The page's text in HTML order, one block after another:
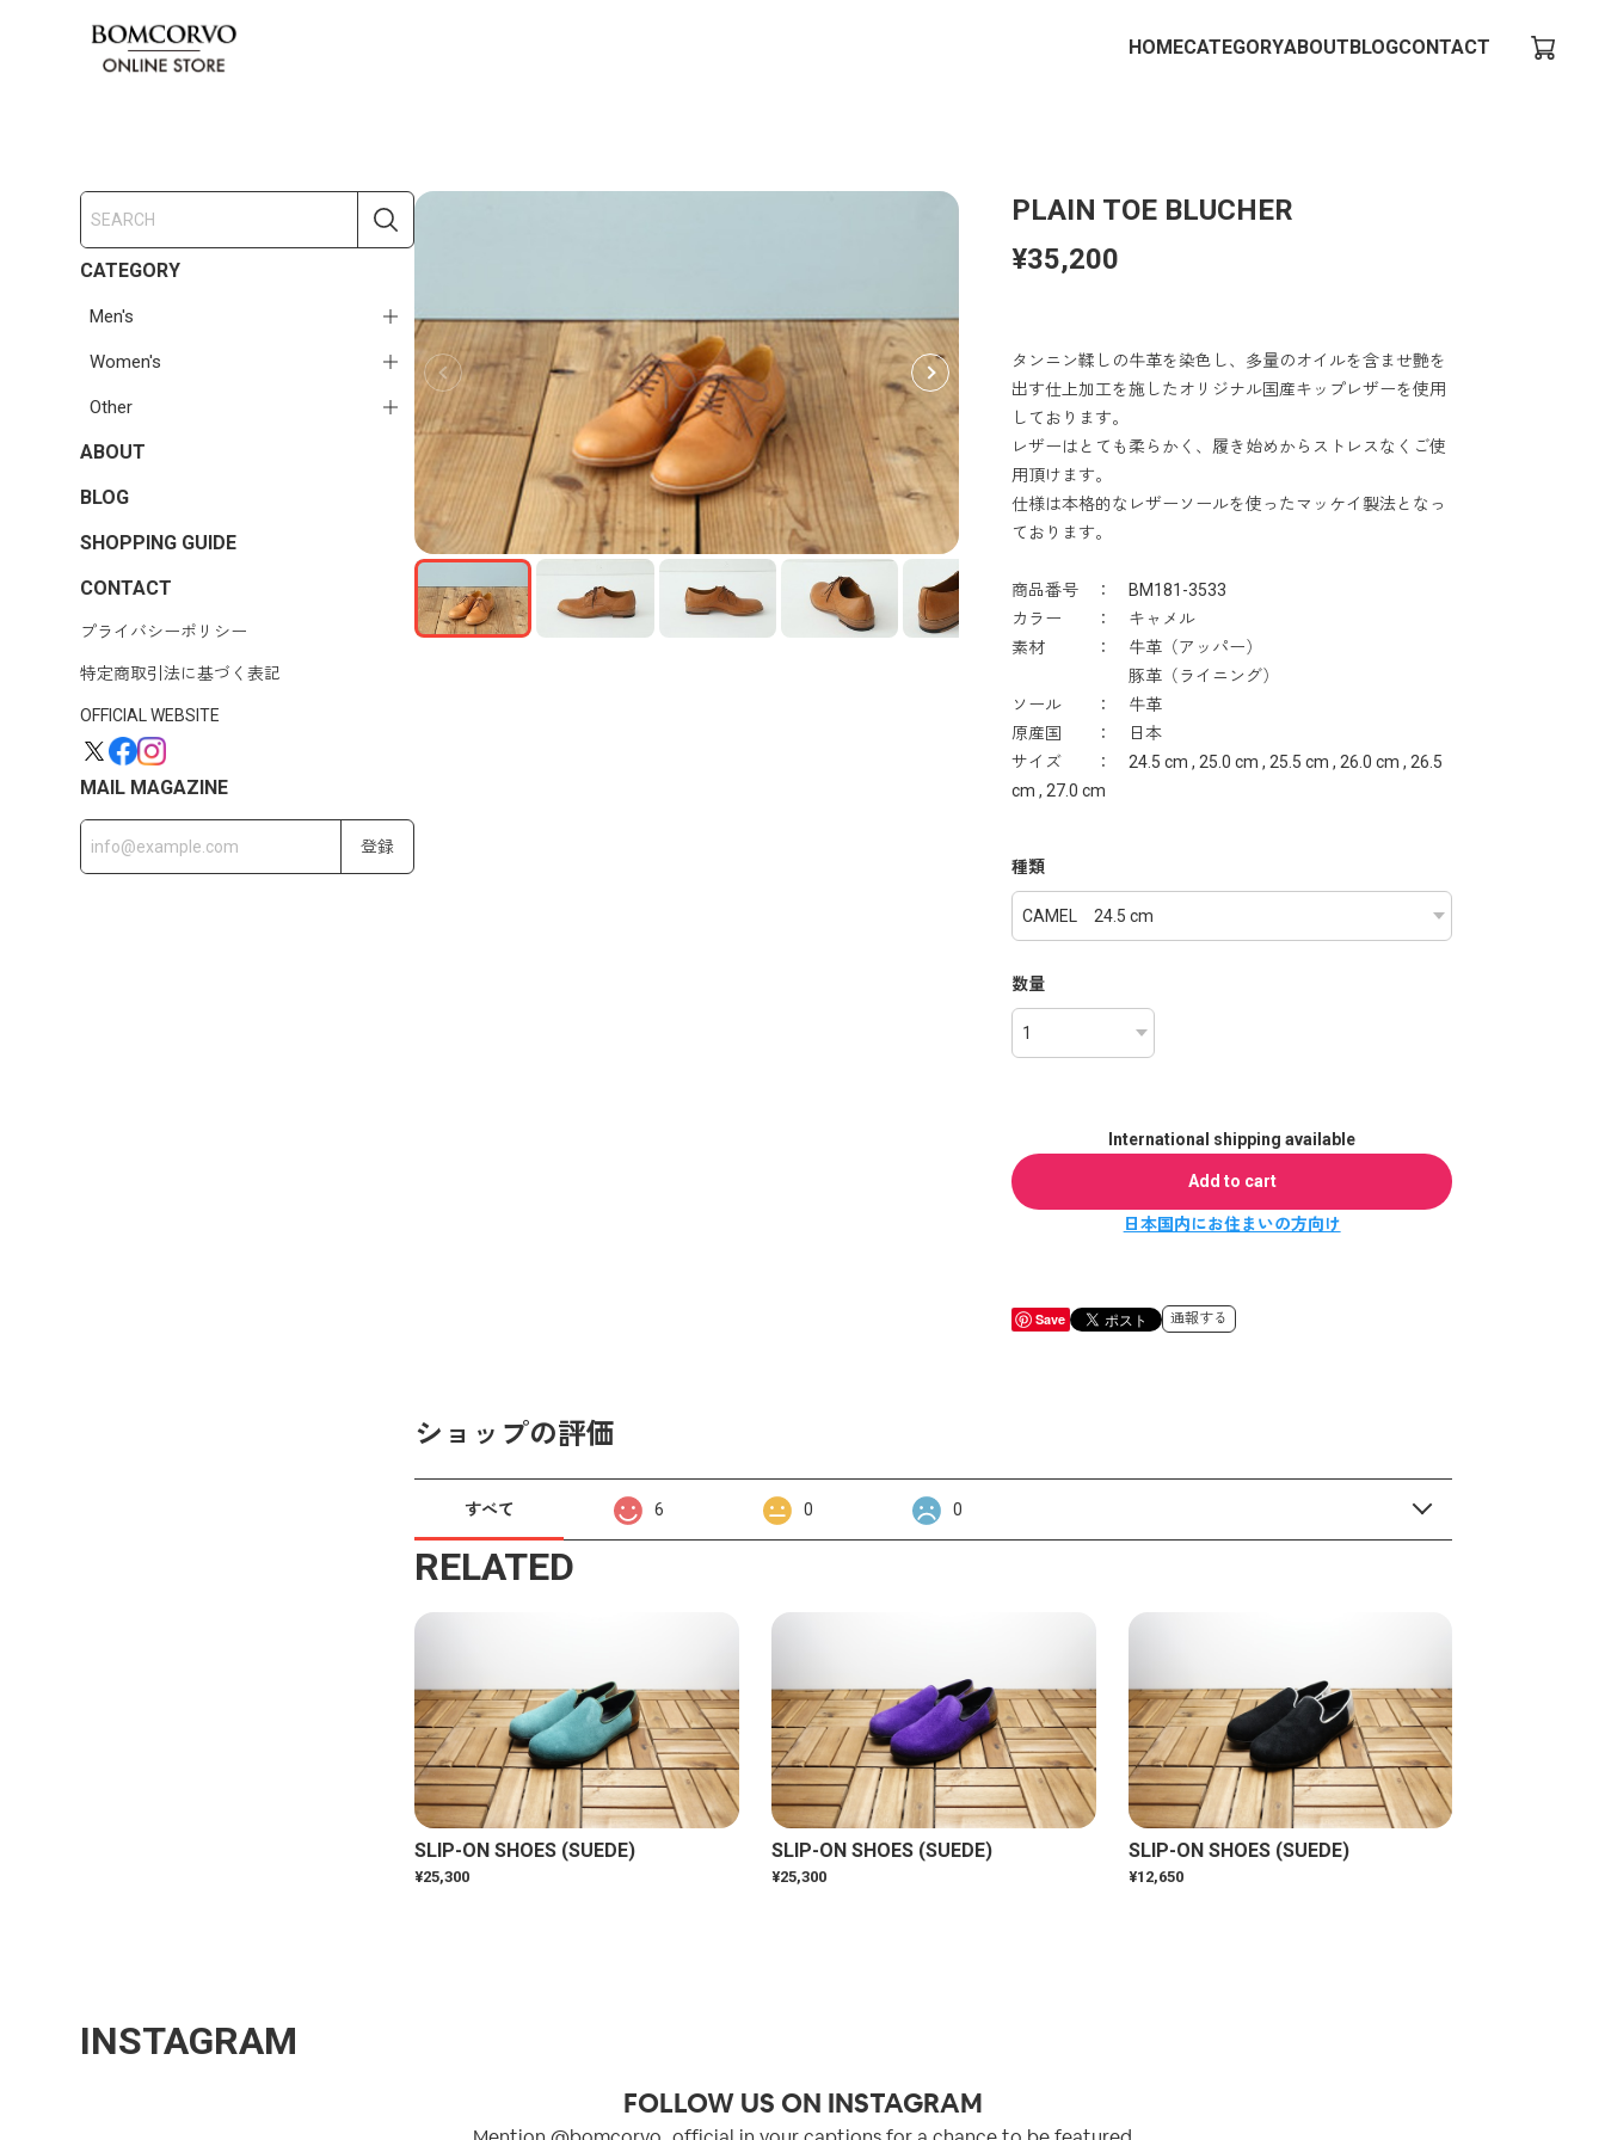
HOMECATEGORYABOUTBLOGCONTACT
CATEGORY
Men's
Women's
Other
ABOUT
BLOG
SHOPPING GUIDE
CONTACT
プライバシーポリシー
特定商取引法に基づく表記
OFFICIAL WEBSITE
MAIL MAGAZINE
登録
PLAIN TOE BLUCHER
¥35,200
タンニン鞣しの牛革を染色し、多量のオイルを含ませ艶を
出す仕上加工を施したオリジナル国産キップレザーを使用
しております。
レザーはとても柔らかく、履き始めからストレスなくご使
用頂けます。
仕様は本格的なレザーソールを使ったマッケイ製法となっ
ております。
商品番号 ： BM181-3533
カラー ： キャメル
素材 ： 牛革（アッパー）
豚革（ライニング）
ソール ： 牛革
原産国 ： 日本
サイズ ： 24.5 cm , 25.0 cm , 25.5 cm , 26.0 cm , 26.5
cm , 27.0 cm
種類
数量
International shipping available
Add to cart
日本国内にお住まいの方向け
Save 通報する
ショップの評価
すべて 6 0 0
RELATED
SLIP-ON SHOES (SUEDE)
¥25,300
SLIP-ON SHOES (SUEDE)
¥25,300
SLIP-ON SHOES (SUEDE)
¥12,650
INSTAGRAM
FOLLOW US ON INSTAGRAM